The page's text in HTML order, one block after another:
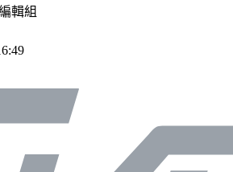
輯組